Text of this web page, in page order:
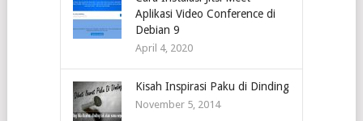
Aplikasi Video Conference di
Debian 9
April 4, 2020
Kisah Inspirasi Paku di Dinding
November 5, 2014